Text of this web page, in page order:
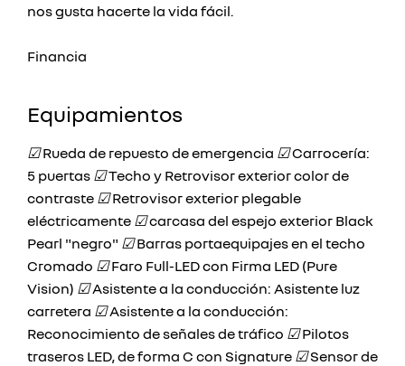
nos gusta hacerte la vida fácil.
Financia
Equipamientos
☑Rueda de repuesto de emergencia ☑Carrocería:
5 puertas ☑Techo y Retrovisor exterior color de
contraste ☑Retrovisor exterior plegable
eléctricamente ☑carcasa del espejo exterior Black
Pearl "negro" ☑Barras portaequipajes en el techo
Cromado ☑Faro Full-LED con Firma LED (Pure
Vision) ☑Asistente a la conducción: Asistente luz
carretera ☑Asistente a la conducción:
Reconocimiento de señales de tráfico ☑Pilotos
traseros LED, de forma C con Signature ☑Sensor de